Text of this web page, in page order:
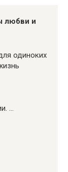
любви и
одиноких
…